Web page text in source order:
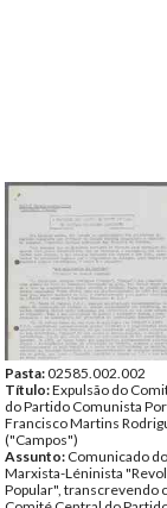
Pasta:02585.002.002
Título:Expulsão do
do Partido Comunista
Francisco Martins
("Campos")
Assunto: Comunicado
Marxista-Léninista
Popular", transcrevendo